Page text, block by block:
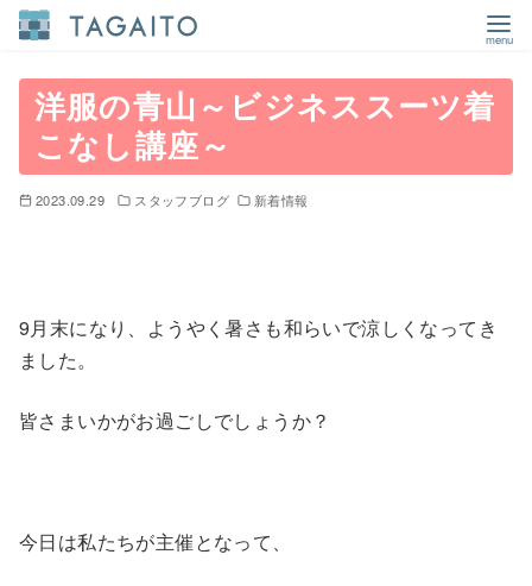
洋服の青山～ビジネススーツ着
こなし講座～
2023.09.29 スタッフブログ 新着情報
9月末になり、ようやく暑さも和らいで涼しくなってき
ました。
皆さまいかがお過ごしでしょうか？
今日は私たちが主催となって、